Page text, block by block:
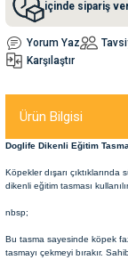
Su Kabları
içinde sipariş
Yorum Yaz
Karşılaştır
Ürün Bilgisi
Doglife Dikenli Eğitim
Köpekler dışarı
dikenli eğitim tasması
nbsp;
Bu tasma sayesinde köpek
tasmayı çekmeyi bırakır.